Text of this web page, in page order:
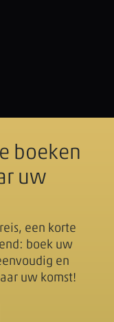
boeken
uw
een korte
boek uw
en
uw komst!